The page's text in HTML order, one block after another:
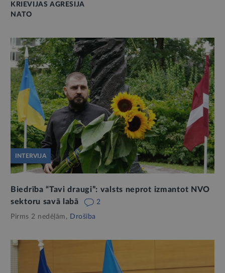
KRIEVIJAS AGRESIJA
NATO
INTERVIJA
Biedrība “Tavi draugi”: valsts neprot izmantot NVO
sektoru savā labā
2
Pirms 2 nedēļām, Drošība